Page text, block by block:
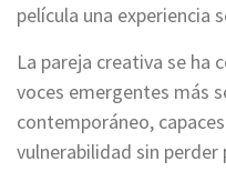
película una experiencia
La pareja creativa se ha
voces emergentes más
contemporáneo,
vulnerabilidad sin